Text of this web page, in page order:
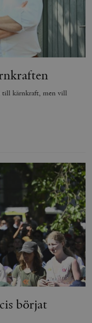
till kärnkraft, men vill
börjat